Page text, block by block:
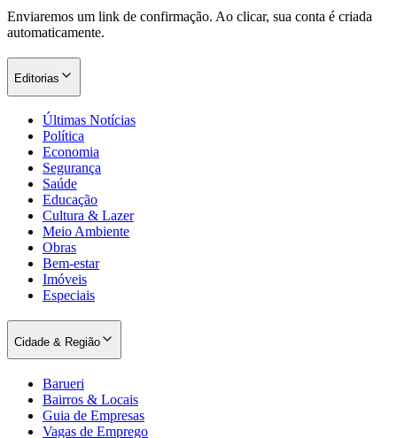
Corinthians
Enviaremos um link de confirmação. Ao clicar, sua conta é criada
automaticamente.
Editorias
Últimas Notícias
Política
Economia
Segurança
Saúde
Educação
Cultura & Lazer
Meio Ambiente
Obras
Bem-estar
Imóveis
Especiais
Cidade & Região
Barueri
Bairros & Locais
Guia de Empresas
Vagas de Emprego